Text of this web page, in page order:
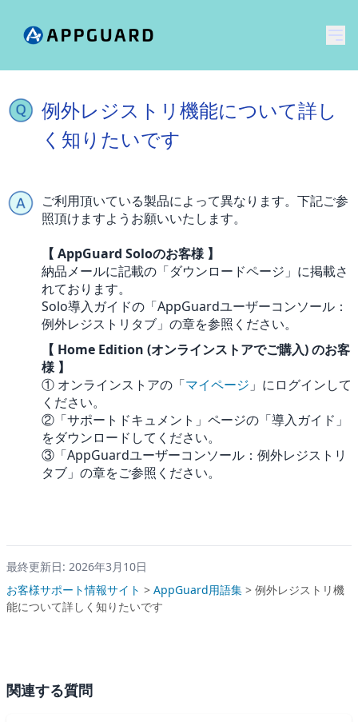
メ
例外レジストリ機能について詳し
く知りたいです
ご利用頂いている製品によって異なります。下記ご参
照頂けますようお願いいたします。
【 AppGuard Soloのお客様 】
納品メールに記載の「ダウンロードページ」に掲載さ
れております。
Solo導入ガイドの「AppGuardユーザーコンソール：
例外レジストリタブ」の章を参照ください。
【 Home Edition (オンラインストアでご購入) のお客
様 】
① オンラインストアの「マイページ 」にログインして
ください。
②「サポートドキュメント」ページの「導入ガイド」
をダウンロードしてください。
③「AppGuardユーザーコンソール：例外レジストリ
タブ」の章をご参照ください。
最終更新日: 2026年3月10日
お客様サポート情報サイト > AppGuard用語集 > 例外レジストリ機
能について詳しく知りたいです
関連する質問